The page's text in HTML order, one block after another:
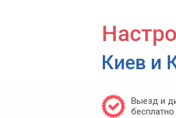
Киев и
Выезд и
бесплатно